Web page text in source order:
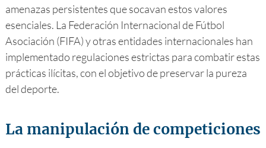
amenazas persistentes que socavan estos valores
esenciales. La Federación Internacional de Fútbol
Asociación (FIFA) y otras entidades internacionales han
implementado regulaciones estrictas para combatir estas
prácticas ilícitas, con el objetivo de preservar la pureza
del deporte.
La manipulación de competiciones